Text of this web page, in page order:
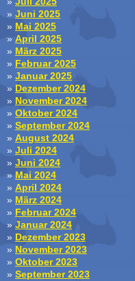
Juni 2025
Mai 2025
April 2025
März 2025
Februar 2025
Januar 2025
Dezember 2024
November 2024
Oktober 2024
September 2024
August 2024
Juli 2024
Juni 2024
Mai 2024
April 2024
März 2024
Februar 2024
Januar 2024
Dezember 2023
November 2023
Oktober 2023
September 2023